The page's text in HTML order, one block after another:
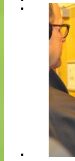
Arkiv
Bloggar
Webb-TV
Medlemsbilder
Till
NÄTverket
Split vision
Om oss
Statistik
Tipsa